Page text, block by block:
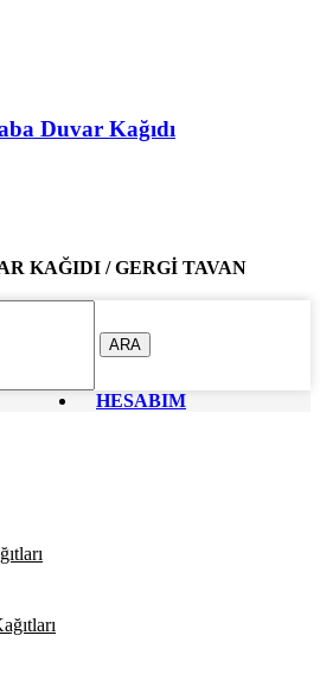
Duvar Kağıdı
KAĞIDI / GERGİ TAVAN
ARA
HESABIM